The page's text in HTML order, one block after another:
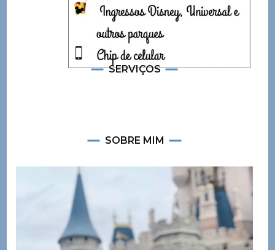
SERVIÇOS
SOBRE MIM